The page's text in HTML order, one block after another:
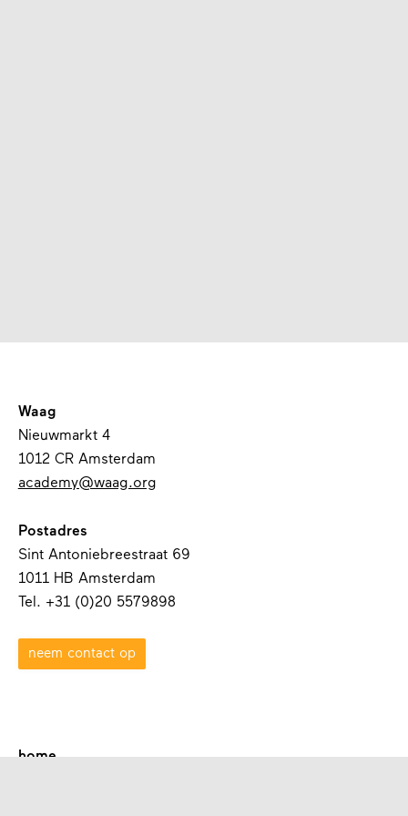
Waag
Nieuwmarkt 4
1012 CR Amsterdam
academy@waag.org
Postadres
Sint Antoniebreestraat 69
1011 HB Amsterdam
Tel. +31 (0)20 5579898
neem contact op
home